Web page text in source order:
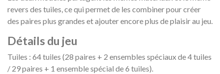
revers des tuiles, ce qui permet de les combiner pour créer
des paires plus grandes et ajouter encore plus de plaisir au jeu.
Détails du jeu
Tuiles : 64 tuiles (28 paires + 2 ensembles spéciaux de 4 tuiles
/ 29 paires + 1 ensemble spécial de 6 tuiles).